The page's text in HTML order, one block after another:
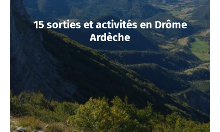
15 sorties et activités en Drôme
Ardèche